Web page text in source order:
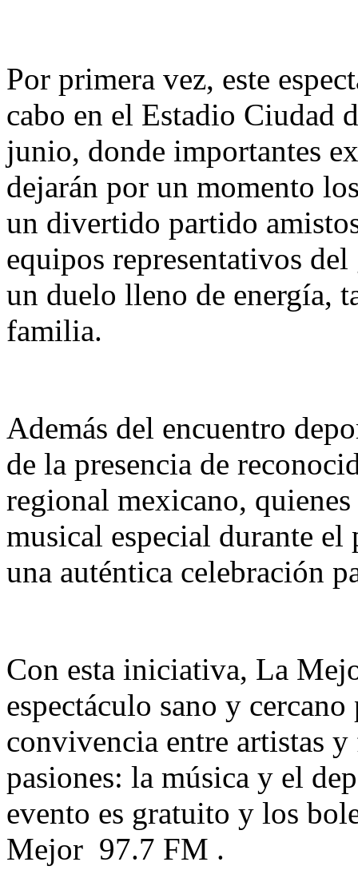
Por primera vez, este
cabo en el Estadio Ciudad
junio, donde importantes
dejarán por un momento
un divertido partido
equipos representativos
un duelo lleno de energía,
familia.
Además del encuentro
de la presencia de
regional mexicano,
musical especial durante
una auténtica celebración
Con esta iniciativa, La
espectáculo sano y
convivencia entre artistas y
pasiones: la música y el
evento es gratuito y los
Mejor 97.7 FM .